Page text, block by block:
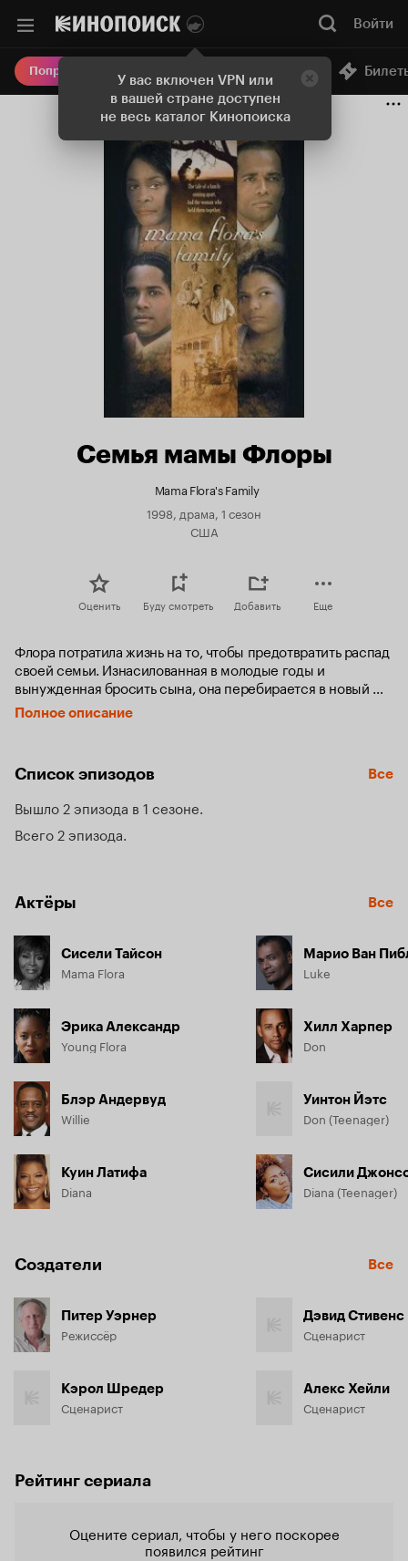
У вас включен VPN или
в вашей стране доступен
не весь каталог Кинопоиска
Войти
Попробовать Плюс Онлайн-кинотеатр
Семья мамы Флоры
Mama Flora's Family
1998, драма, 1 сезон
США
Оценить Буду смотреть Добавить Еще
Флора потратила жизнь на то, чтобы предотвратить распад
своей семьи. Изнасилованная в молодые годы и
вынужденная бросить сына, она перебирается в новый
город, где выходит замуж за Букера Палмера и рожает
второго сына.
мужа, болезнь сестры, охлаждение отношений с сыном,
который стал видным адвокатом и не простил матери ее
вины — только часть событий, ведущих семью к краху.
Полное описание
Список эпизодов Все
Вышло 2 эпизода в 1 сезоне
Всего 2 эпизода
Актёры Все
Сисели Тайсон
Mama Flora
Эрика Александр
Young Flora
Блэр Андервуд
Willie
Куин Латифа
Diana
Марио Ван
Luke
Хилл Харпер
Don
Уинтон Йэтс
Don (Teenager)
Сисили
Diana (Teenager)
Создатели Все
Питер Уэрнер
Режиссёр
Кэрол Шредер
Сценарист
Дэвид Стивенс
Сценарист
Алекс Хейли
Сценарист
Рейтинг сериала
Оцените сериал, чтобы у него поскорее
появился рейтинг